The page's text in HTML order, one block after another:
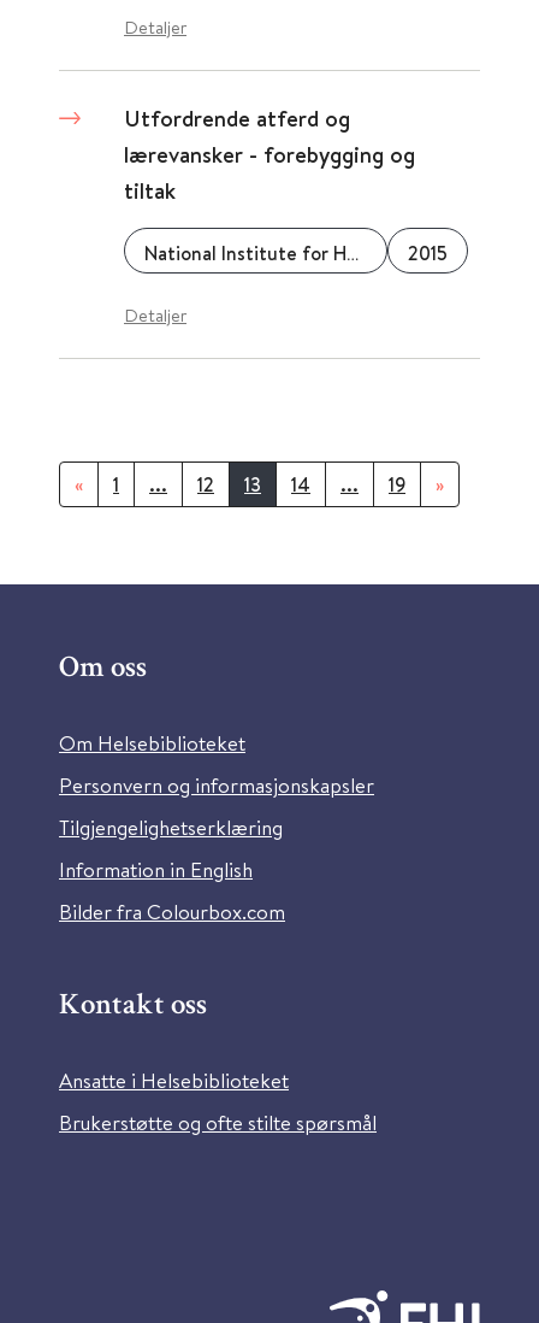
Detaljer
Utfordrende atferd og
lærevansker - forebygging og
tiltak
National Institute for Health and Care Excellence (NICE) 2015
Detaljer
« 1 ... 12 13 14 ... 19 »
Om oss
Om Helsebiblioteket
Personvern og informasjonskapsler
Tilgjengelighetserklæring
Information in English
Bilder fra Colourbox.com
Kontakt oss
Ansatte i Helsebiblioteket
Brukerstøtte og ofte stilte spørsmål